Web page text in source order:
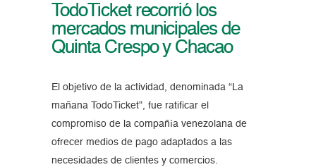
TodoTicket recorrió los
mercados municipales de
Quinta Crespo y Chacao
El objetivo de la actividad, denominada “La
mañana TodoTicket”, fue ratificar el
compromiso de la compañía venezolana de
ofrecer medios de pago adaptados a las
necesidades de clientes y comercios.